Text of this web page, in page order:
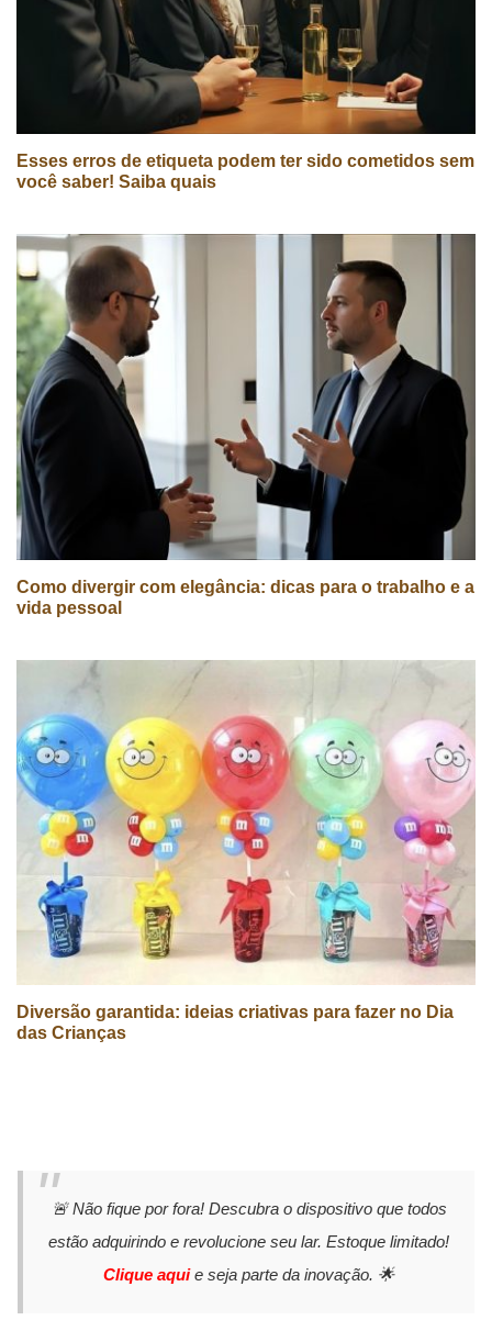
Esses erros de etiqueta podem ter sido cometidos sem
você saber! Saiba quais
Como divergir com elegância: dicas para o trabalho e a
vida pessoal
Diversão garantida: ideias criativas para fazer no Dia
das Crianças
🚨 Não fique por fora! Descubra o dispositivo que todos
estão adquirindo e revolucione seu lar. Estoque limitado!
Clique aquie seja parte da inovação. 🌟